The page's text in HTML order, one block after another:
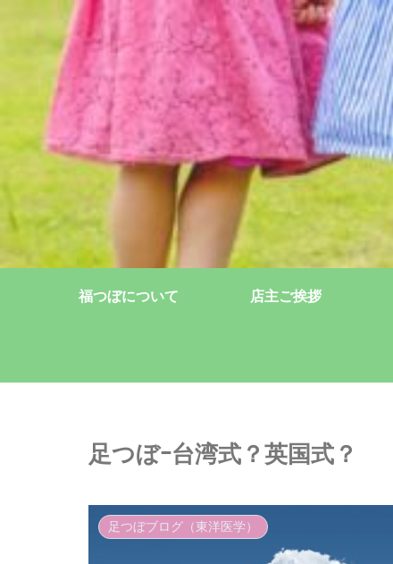
福つぼについて 店主ご挨拶
足つぼｰ台湾式？英国式？
足つぼブログ（東洋医学）